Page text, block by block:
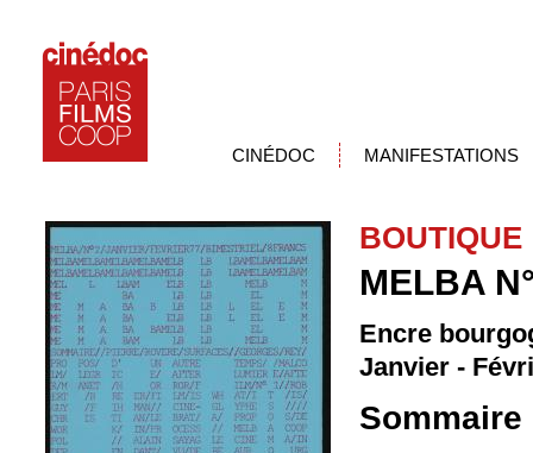
CINÉDOC MANIFESTATIONS
BOUTIQUE
MELBA
Encre
Janvier -
Sommaire